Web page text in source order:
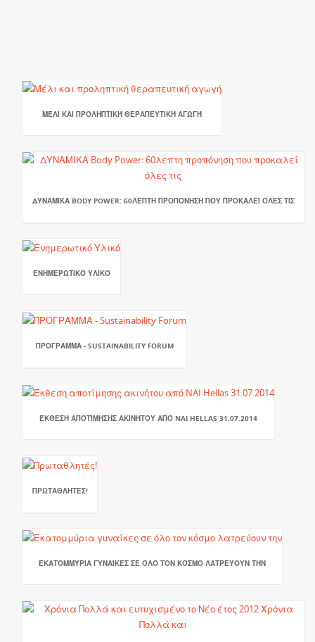
ΜΈΛΙ ΚΑΙ ΠΡΟΛΗΠΤΙΚΉ ΘΕΡΑΠΕΥΤΙΚΉ ΑΓΩΓΉ
ΔΥΝΑΜΙΚΑ BODY POWER: 60ΛΕΠΤΗ ΠΡΟΠΌΝΗΣΗ ΠΟΥ ΠΡΟΚΑΛΕΊ ΌΛΕΣ ΤΙΣ
ΕΝΗΜΕΡΩΤΙΚΌ ΥΛΙΚΌ
ΠΡΟΓΡΑΜΜΑ - SUSTAINABILITY FORUM
ΈΚΘΕΣΗ ΑΠΟΤΊΜΗΣΗΣ ΑΚΙΝΉΤΟΥ ΑΠΌ NAI HELLAS 31.07.2014
ΠΡΩΤΑΘΛΗΤΈΣ!
ΕΚΑΤΟΜΜΎΡΙΑ ΓΥΝΑΊΚΕΣ ΣΕ ΌΛΟ ΤΟΝ ΚΌΣΜΟ ΛΑΤΡΕΎΟΥΝ ΤΗΝ